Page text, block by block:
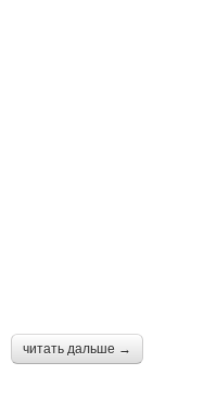
читать дальше →